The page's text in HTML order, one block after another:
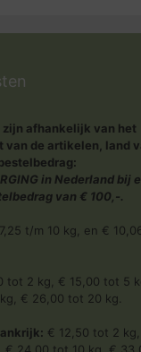
zijn afhankelijk van het
van de artikelen, land
in Nederland bij
van € 100,-.
t/m 10 kg, en €
tot 2 kg, € 15,00 tot 5
€ 26,00 tot 20 kg.
€ 12,50 tot 2
€ 24,00 tot 10 kg, €